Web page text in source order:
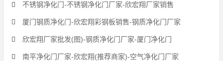
不锈钢净化门-不锈钢净化门厂家-欣宏翔厂家销售
厦门钢质净化门-欣宏翔彩钢板销售-钢质净化门厂家
欣宏翔厂家批发(图)-钢质净化门厂家-厦门净化门
南平净化门厂家-欣宏翔(推荐商家)-空气净化门厂家